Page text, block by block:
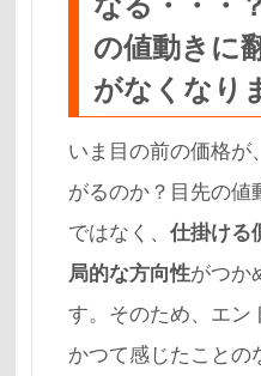
の値動きに
がなくなり
いま目の前の価格が
がるのか？目先の値
ではなく、仕掛ける
局的な方向性がつか
す。そのため、エン
かつて感じたことの